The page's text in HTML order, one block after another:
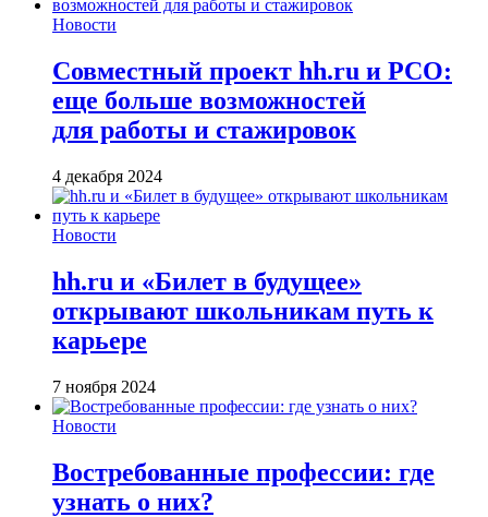
Новости
Совместный проект hh.ru и РСО:
еще больше возможностей
для работы и стажировок
4 декабря 2024
Новости
hh.ru и «Билет в будущее»
открывают школьникам путь к
карьере
7 ноября 2024
Новости
Востребованные профессии: где
узнать о них?